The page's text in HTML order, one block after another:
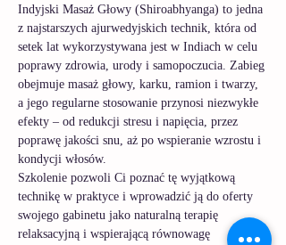
Indyjski Masaż Głowy (Shiroabhyanga) to jedna
z najstarszych ajurwedyjskich technik, która od
setek lat wykorzystywana jest w Indiach w celu
poprawy zdrowia, urody i samopoczucia. Zabieg
obejmuje masaż głowy, karku, ramion i twarzy,
a jego regularne stosowanie przynosi niezwykłe
efekty – od redukcji stresu i napięcia, przez
poprawę jakości snu, aż po wspieranie wzrostu i
kondycji włosów.
Szkolenie pozwoli Ci poznać tę wyjątkową
technikę w praktyce i wprowadzić ją do oferty
swojego gabinetu jako naturalną terapię
relaksacyjną i wspierającą równowagę